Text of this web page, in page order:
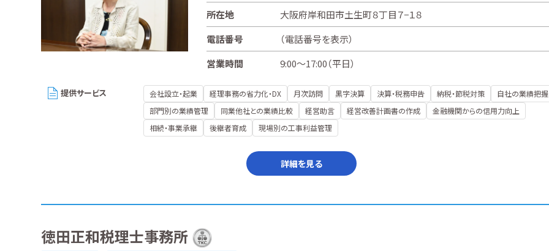
所在地
大阪府岸和田市土生町８丁目７−１８
電話番号
（電話番号を表示）
営業時間
9:00～17:00（平日）
提供サービス 会社設立・起業 経理事務の省力化・DX 月次訪問 黒字決算 決算・税務申告 納税・節税対策
自社の業績把握
部門別の業績管理
同業他社との業績比較 経営助言 経営改善計画書の作成
金融機関からの信用力向上
相続・事業承継
後継者育成 現場別の工事利益管理
詳細を見る
徳田正和税理士事務所